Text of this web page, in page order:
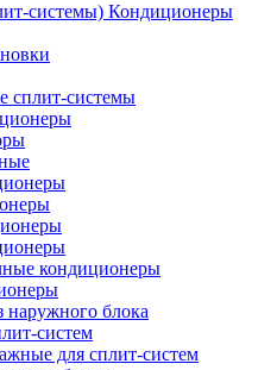
Кондиционеры
сплит-системы
кондиционеры
блока
систем
для сплит-систем